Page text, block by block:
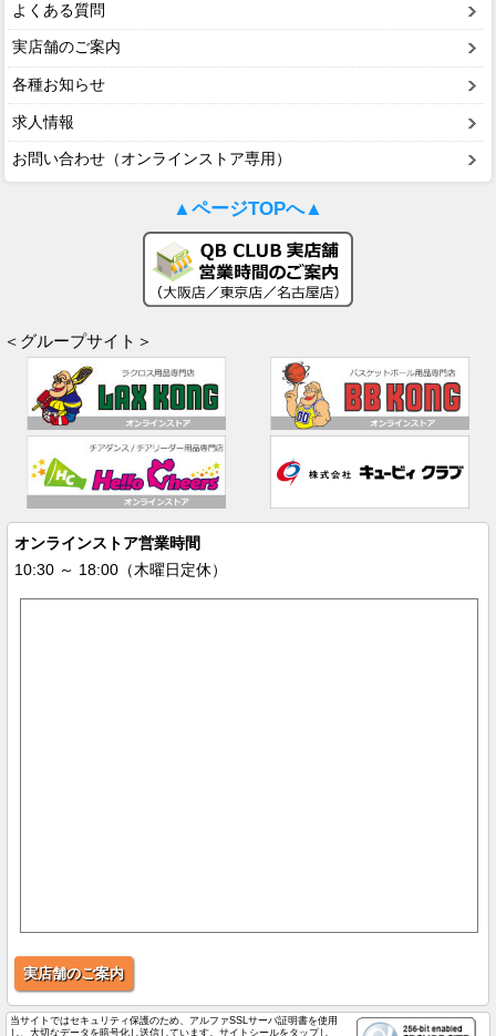
よくある質問
実店舗のご案内
各種お知らせ
求人情報
お問い合わせ（オンラインストア専用）
▲ページTOPへ▲
＜グループサイト＞
オンラインストア営業時間
10:30 ～ 18:00（木曜日定休）
実店舗のご案内
当サイトではセキュリティ保護のため、アルファSSLサーバ証明書を使用
し、大切なデータを暗号化し送信しています。サイトシールをタップし